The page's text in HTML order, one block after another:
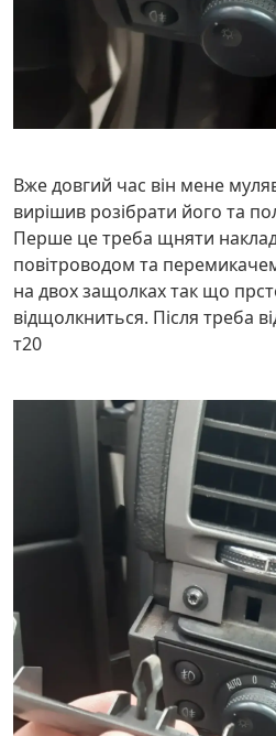
Вже довгий час він мене
вирішив розібрати його та
Перше це треба щняти
повітроводом та
на двох защолках так що
відщолкниться. Після треба
т20